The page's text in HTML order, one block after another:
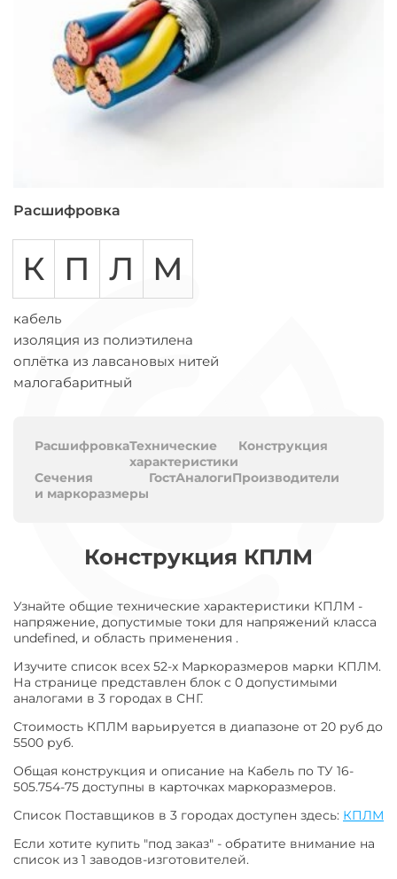
Расшифровка
К П Л М
кабель
изоляция из полиэтилена
оплётка из лавсановых нитей
малогабаритный
РасшифровкаТехнические
характеристики
Конструкция
Сечения
и маркоразмеры
ГостАналогиПроизводители
Конструкция КПЛМ
Узнайте общие технические характеристики КПЛМ -
напряжение, допустимые токи для напряжений класса
undefined, и область применения .
Изучите список всех 52-х Маркоразмеров марки КПЛМ.
На странице представлен блок с 0 допустимыми
аналогами в 3 городах в СНГ.
Стоимость КПЛМ варьируется в диапазоне от 20 руб до
5500 руб.
Общая конструкция и описание на Кабель по ТУ 16-
505.754-75 доступны в карточках маркоразмеров.
Список Поставщиков в 3 городах доступен здесь: КПЛМ
Если хотите купить "под заказ" - обратите внимание на
список из 1 заводов-изготовителей.